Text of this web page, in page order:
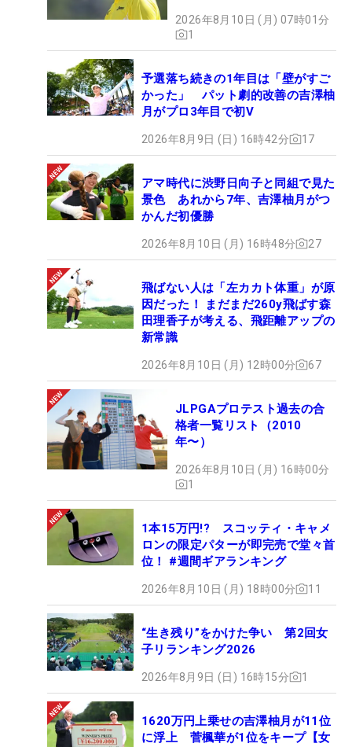
2026年8月10日 (月) 07時01分
1
予選落ち続きの1年目は「壁がすご
かった」 パット劇的改善の吉澤柚
月がプロ3年目で初V
2026年8月9日 (日) 16時42分 17
アマ時代に渋野日向子と同組で見た
景色 あれから7年、吉澤柚月がつ
かんだ初優勝
2026年8月10日 (月) 16時48分 27
飛ばない人は「左カカト体重」が原
因だった！ まだまだ260y飛ばす森
田理香子が考える、飛距離アップの
新常識
2026年8月10日 (月) 12時00分 67
JLPGAプロテスト過去の合
格者一覧リスト（2010
年〜）
2026年8月10日 (月) 16時00分
1
1本15万円!? スコッティ・キャメ
ロンの限定パターが即完売で堂々首
位！ #週間ギアランキング
2026年8月10日 (月) 18時00分 11
“生き残り”をかけた争い 第2回女
子リランキング2026
2026年8月9日 (日) 16時15分 1
1620万円上乗せの吉澤柚月が11位
に浮上 菅楓華が1位をキープ【女